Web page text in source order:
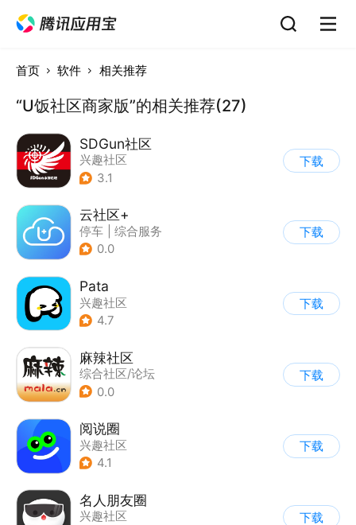
首页 软件 相关推荐
“U饭社区商家版”的相关推荐(27)
SDGun社区
兴趣社区
3.1
下载
云社区+
停车
综合服务
0.0
下载
Pata
兴趣社区
4.7
下载
麻辣社区
综合社区/论坛
0.0
下载
阅说圈
兴趣社区
4.1
下载
名人朋友圈
兴趣社区
下载